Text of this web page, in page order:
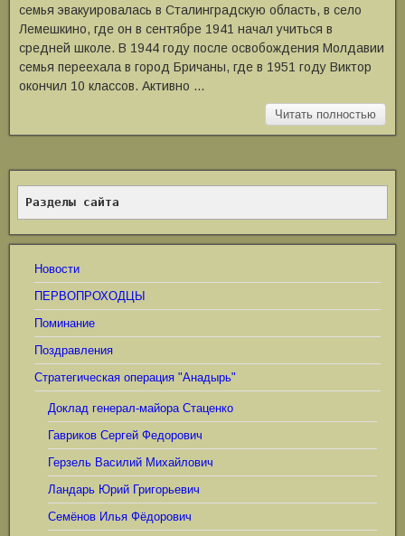
семья эвакуировалась в Сталинградскую область, в село
Лемешкино, где он в сентябре 1941 начал учиться в
средней школе. В 1944 году после освобождения Молдавии
семья переехала в город Бричаны, где в 1951 году Виктор
окончил 10 классов. Активно …
Читать полностью
Разделы сайта
Новости
ПЕРВОПРОХОДЦЫ
Поминание
Поздравления
Стратегическая операция "Анадырь"
Доклад генерал-майора Стаценко
Гавриков Сергей Федорович
Герзель Василий Михайлович
Ландарь Юрий Григорьевич
Семёнов Илья Фёдорович